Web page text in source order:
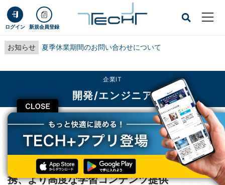
ログイン 新規会員登録
お知らせ 夏季休業期間のお問い合わせについて
CLOSE
企業IT
開発/エンジニア
TECH+ 企業IT
開発/エンジニア
テックアカデミーとテックピットが業務提携、より高度な学習コンテンツ提供
テックアカデミーとテックピットが業務提
携、より高度な学習コンテンツ提供